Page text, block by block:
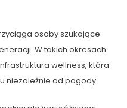
osoby szukające
W takich okresach
wellness, która
niezależnie od pogody.